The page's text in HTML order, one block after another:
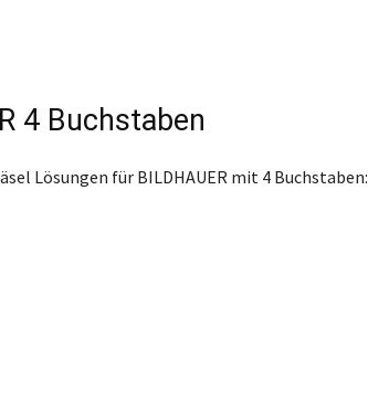
4 Buchstaben
Lösungen für BILDHAUER mit 4 Buchstaben: